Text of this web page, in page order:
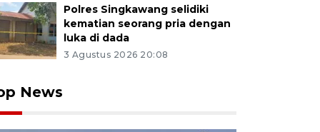
Polres Singkawang selidiki
kematian seorang pria dengan
luka di dada
3 Agustus 2026 20:08
News